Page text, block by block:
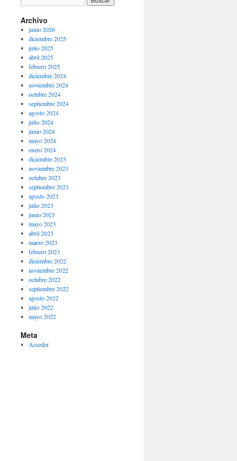
Archivo
junio 2026
diciembre 2025
julio 2025
abril 2025
febrero 2025
diciembre 2024
noviembre 2024
octubre 2024
septiembre 2024
agosto 2024
julio 2024
junio 2024
mayo 2024
enero 2024
diciembre 2023
noviembre 2023
octubre 2023
septiembre 2023
agosto 2023
julio 2023
junio 2023
mayo 2023
abril 2023
marzo 2023
febrero 2023
diciembre 2022
noviembre 2022
octubre 2022
septiembre 2022
agosto 2022
julio 2022
mayo 2022
Meta
Acceder